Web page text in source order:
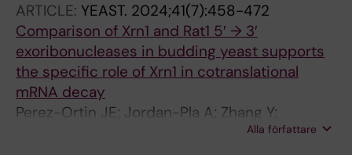
ARTICLE: YEAST. 2024;41(7):458-472
Comparison of Xrn1 and Rat1 5′ → 3′
exoribonucleases in budding yeast supports
the specific role of Xrn1 in cotranslational
mRNA decay
Perez-Ortin JE; Jordan-Pla A; Zhang Y;
Moreno-Garcia J; Bassot C; Barba-Aliaga M;
Alla författare